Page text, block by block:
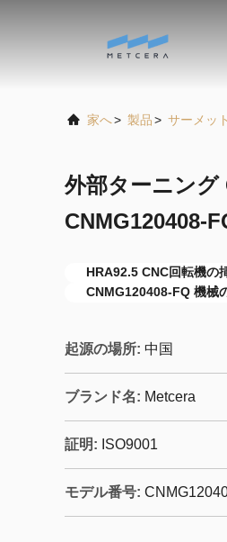
家へ> 製品> サーメッ
外部ターニング
CNMG120408-
HRA92.5 CNC回転機の
CNMG120408-FQ 機械
起源の場所: 中国
ブランド名: Metcera
証明: ISO9001
モデル番号: